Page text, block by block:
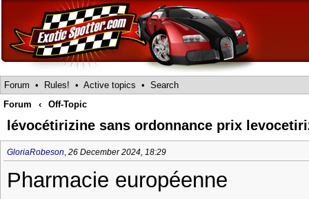
Forum • Rules! • Active topics • Search
Forum
‹ Off-Topic
lévocétirizine sans ordonnance prix
GloriaRobeson, 26 December 2024, 18:29
Pharmacie européenne